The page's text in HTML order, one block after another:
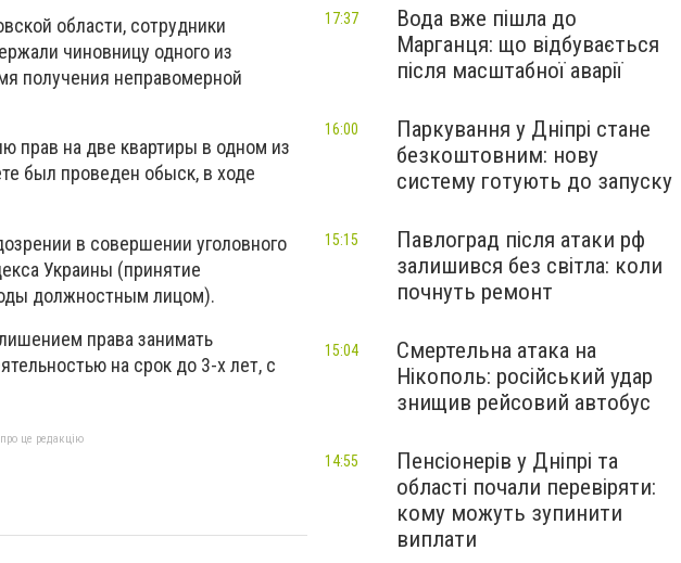
области, сотрудники
чиновницу одного из
получения неправомерной
прав на две квартиры в одном из
был проведен обыск, в ходе
в совершении уголовного
Украины (принятие
должностным лицом).
права занимать
на срок до 3-х лет, с
це редакцію
Вода вже пішла до
Марганця: що відбувається
після масштабної аварії
17:37
Паркування у Дніпрі стане
безкоштовним: нову
систему готують до запуску
16:00
Павлоград після атаки рф
залишився без світла: коли
почнуть ремонт
15:15
Смертельна атака на
Нікополь: російський удар
знищив рейсовий автобус
15:04
Пенсіонерів у Дніпрі та
області почали перевіряти:
кому можуть зупинити
виплати
14:55